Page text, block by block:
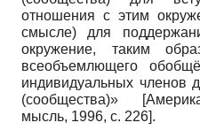
отношения с этим
смысле) для
окружение, таким
всеобъемлющего
индивидуальных членов
(сообщества)»
[
мысль, 1996, с. 226].